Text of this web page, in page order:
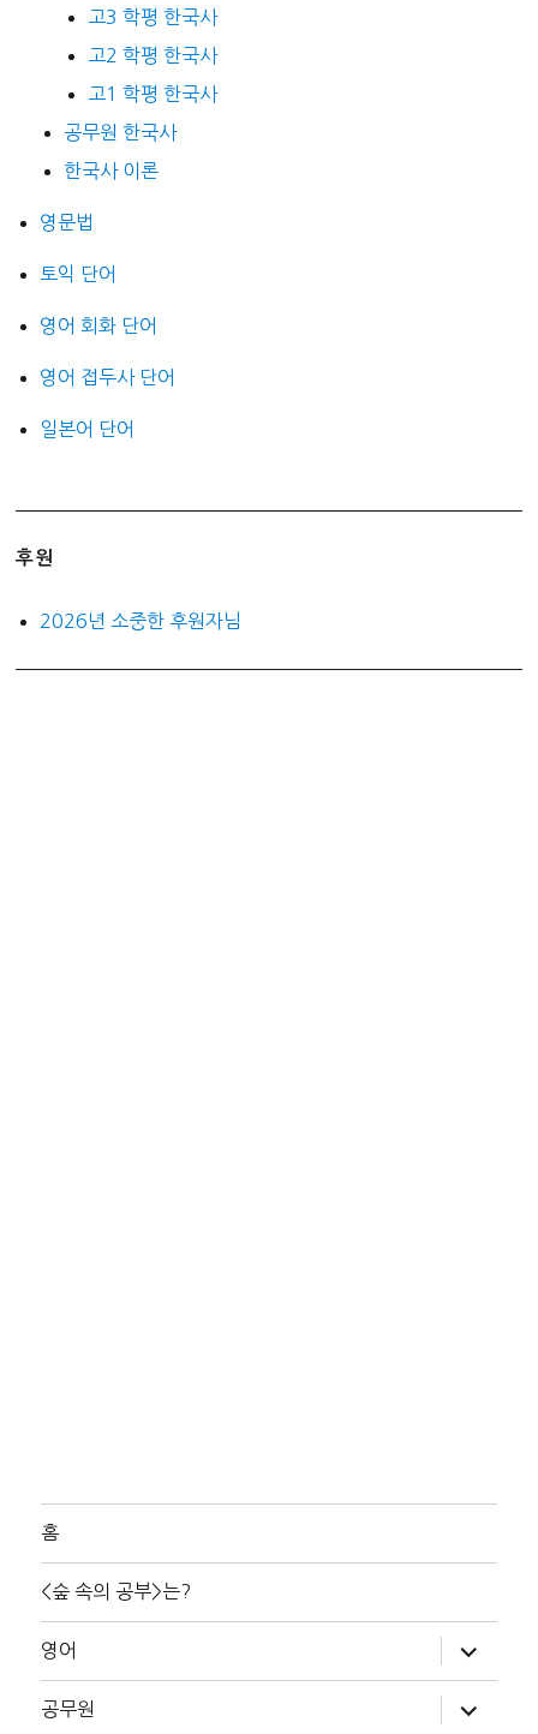
고3 학평 한국사
고2 학평 한국사
고1 학평 한국사
공무원 한국사
한국사 이론
영문법
토익 단어
영어 회화 단어
영어 접두사 단어
일본어 단어
후원
2026년 소중한 후원자님
홈
<숲 속의 공부>는?
영어
위
메
뉴
확
공무원
위